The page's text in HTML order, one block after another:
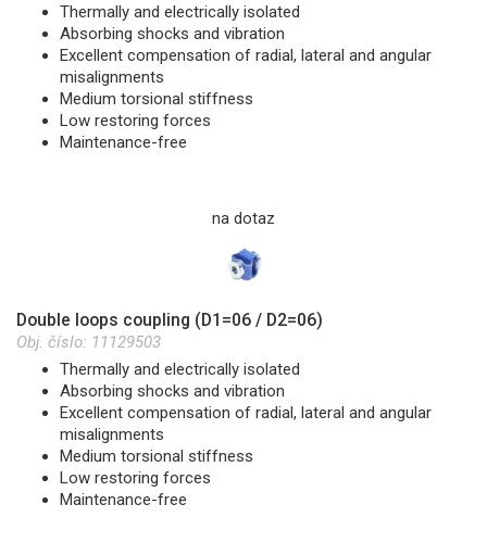
Thermally and electrically isolated
Absorbing shocks and vibration
Excellent compensation of radial, lateral and angular
misalignments
Medium torsional stiffness
Low restoring forces
Maintenance-free
na dotaz
Double loops coupling (D1=06 / D2=06)
Obj. číslo: 11129503
Thermally and electrically isolated
Absorbing shocks and vibration
Excellent compensation of radial, lateral and angular
misalignments
Medium torsional stiffness
Low restoring forces
Maintenance-free